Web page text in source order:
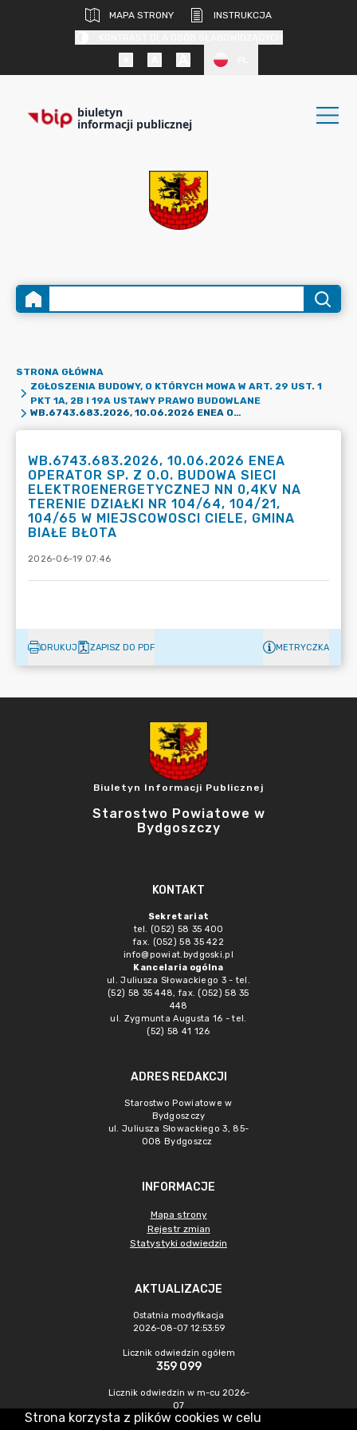
MAPA STRONY
INSTRUKCJA
biuletyn
informacji publicznej
STRONA GŁÓWNA
ZGŁOSZENIA BUDOWY, O KTÓRYCH MOWA W ART. 29 UST. 1
PKT 1A, 2B I 19A USTAWY PRAWO BUDOWLANE
WB.6743.683.2026, 10.06.2026 ENEA OPERATOR SP. Z O.O. BUDOWA SIECI ELEKTROENERGETYCZNEJ NN 0,4KV NA TERENIE DZIAŁKI NR 104/64, 104/21, 104/65 W MIEJSCOWOSCI CIELE, GMINA BIAŁE BŁOTA
WB.6743.683.2026, 10.06.2026 ENEA
OPERATOR SP. Z O.O. BUDOWA SIECI
ELEKTROENERGETYCZNEJ NN 0,4KV NA
TERENIE DZIAŁKI NR 104/64, 104/21,
104/65 W MIEJSCOWOSCI CIELE, GMINA
BIAŁE BŁOTA
2026-06-19 07:46
DRUKUJ ZAPISZ DO PDF METRYCZKA
Biuletyn Informacji Publicznej
Starostwo Powiatowe w
Bydgoszczy
KONTAKT
Sekretariat
tel. (052) 58 35 400
fax. (052) 58 35 422
info@powiat.bydgoski.pl
Kancelaria ogólna
ul. Juliusza Słowackiego 3 - tel.
(52) 58 35 448, fax. (052) 58 35
448
ul. Zygmunta Augusta 16 - tel.
(52) 58 41 126
ADRES REDAKCJI
Starostwo Powiatowe w
Bydgoszczy
ul. Juliusza Słowackiego 3, 85-
008 Bydgoszcz
INFORMACJE
Mapa strony
Rejestr zmian
Statystyki odwiedzin
AKTUALIZACJE
Ostatnia modyfikacja
2026-08-07 12:53:59
Licznik odwiedzin ogółem
359 099
Licznik odwiedzin w m-cu 2026-
07
994
Strona korzysta z plików cookies w celu